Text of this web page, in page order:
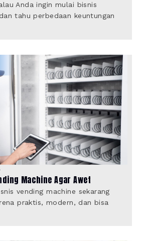
Anda ingin mulai bisnis
tahu perbedaan keuntungan
Machine Agar Awet
vending machine sekarang
praktis, modern, dan bisa